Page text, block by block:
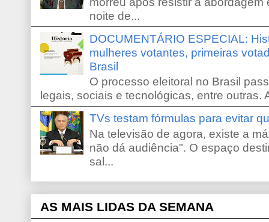
noite de...
DOCUMENTÁRIO ESPECIAL:
mulheres votantes, primeiras
Brasil
O processo eleitoral no Brasil
legais, sociais e tecnológicas, entre outras.
TVs testam fórmulas para evitar
Na televisão de agora, existe a
não dá audiência". O espaço
sal...
AS MAIS LIDAS DA SEMANA